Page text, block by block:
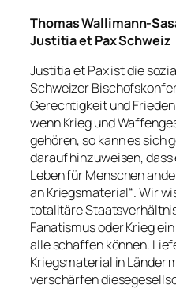
Thomas Wallimann-
Justitia et Pax Schweiz
Justitia et Pax ist die
Schweizer
Gerechtigkeit und
wenn Krieg und
gehören, so kann es sich
darauf hinzuweisen,
Leben für Menschen
an Kriegsmaterial“. Wir
totalitäre
Fanatismus oder Krieg
alle schaffen können.
Kriegsmaterial in Länder
verschärfen